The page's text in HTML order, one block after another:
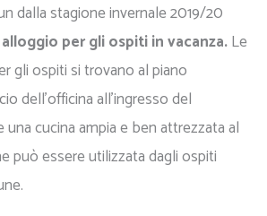
dalla stagione invernale 2019/20
per gli ospiti in vacanza.Le
gli ospiti si trovano al piano
dell'officina all'ingresso del
una cucina ampia e ben attrezzata al
può essere utilizzata dagli ospiti